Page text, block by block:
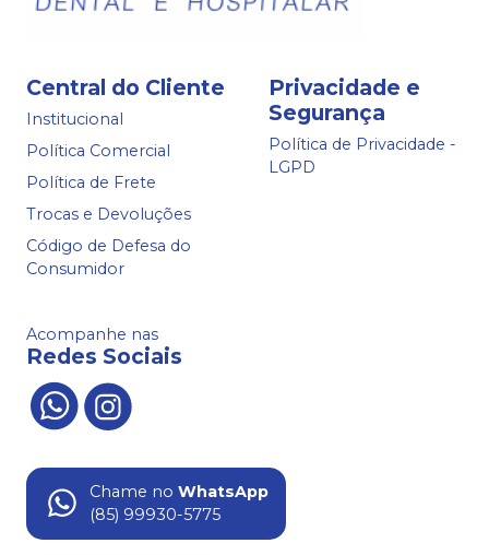
Central do Cliente
Institucional
Política Comercial
Política de Frete
Trocas e Devoluções
Código de Defesa do
Consumidor
Privacidade e
Segurança
Política de Privacidade -
LGPD
Acompanhe nas
Redes Sociais
Chame no WhatsApp
(85) 99930-5775